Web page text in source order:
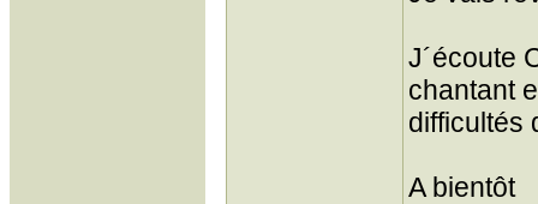
J´écoute
chantant
difficultés
A bientôt